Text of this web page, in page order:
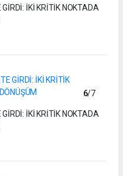
GİRDİ: İKİ KRİTİK NOKTADA
6/7
GİRDİ: İKİ KRİTİK NOKTADA